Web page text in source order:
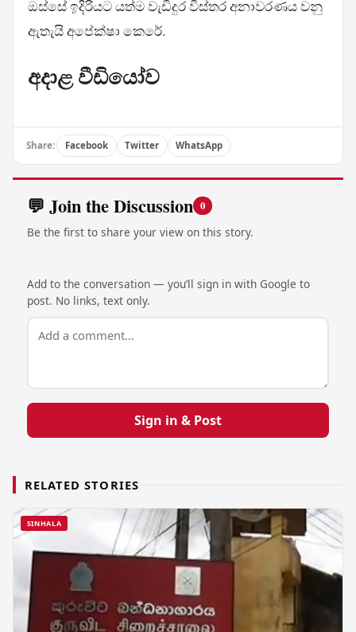
ඔස්සේ ඉදිරියට යත්ම වැඩිදුර විස්තර අනාවරණය වනු
ඇතැයි අපේක්ෂා කෙරේ.
අදාළ වීඩියෝව
Share: Facebook Twitter WhatsApp
💬 Join the Discussion 0
Be the first to share your view on this story.
Add to the conversation — you’ll sign in with Google to
post. No links, text only.
Sign in & Post
RELATED STORIES
SINHALA